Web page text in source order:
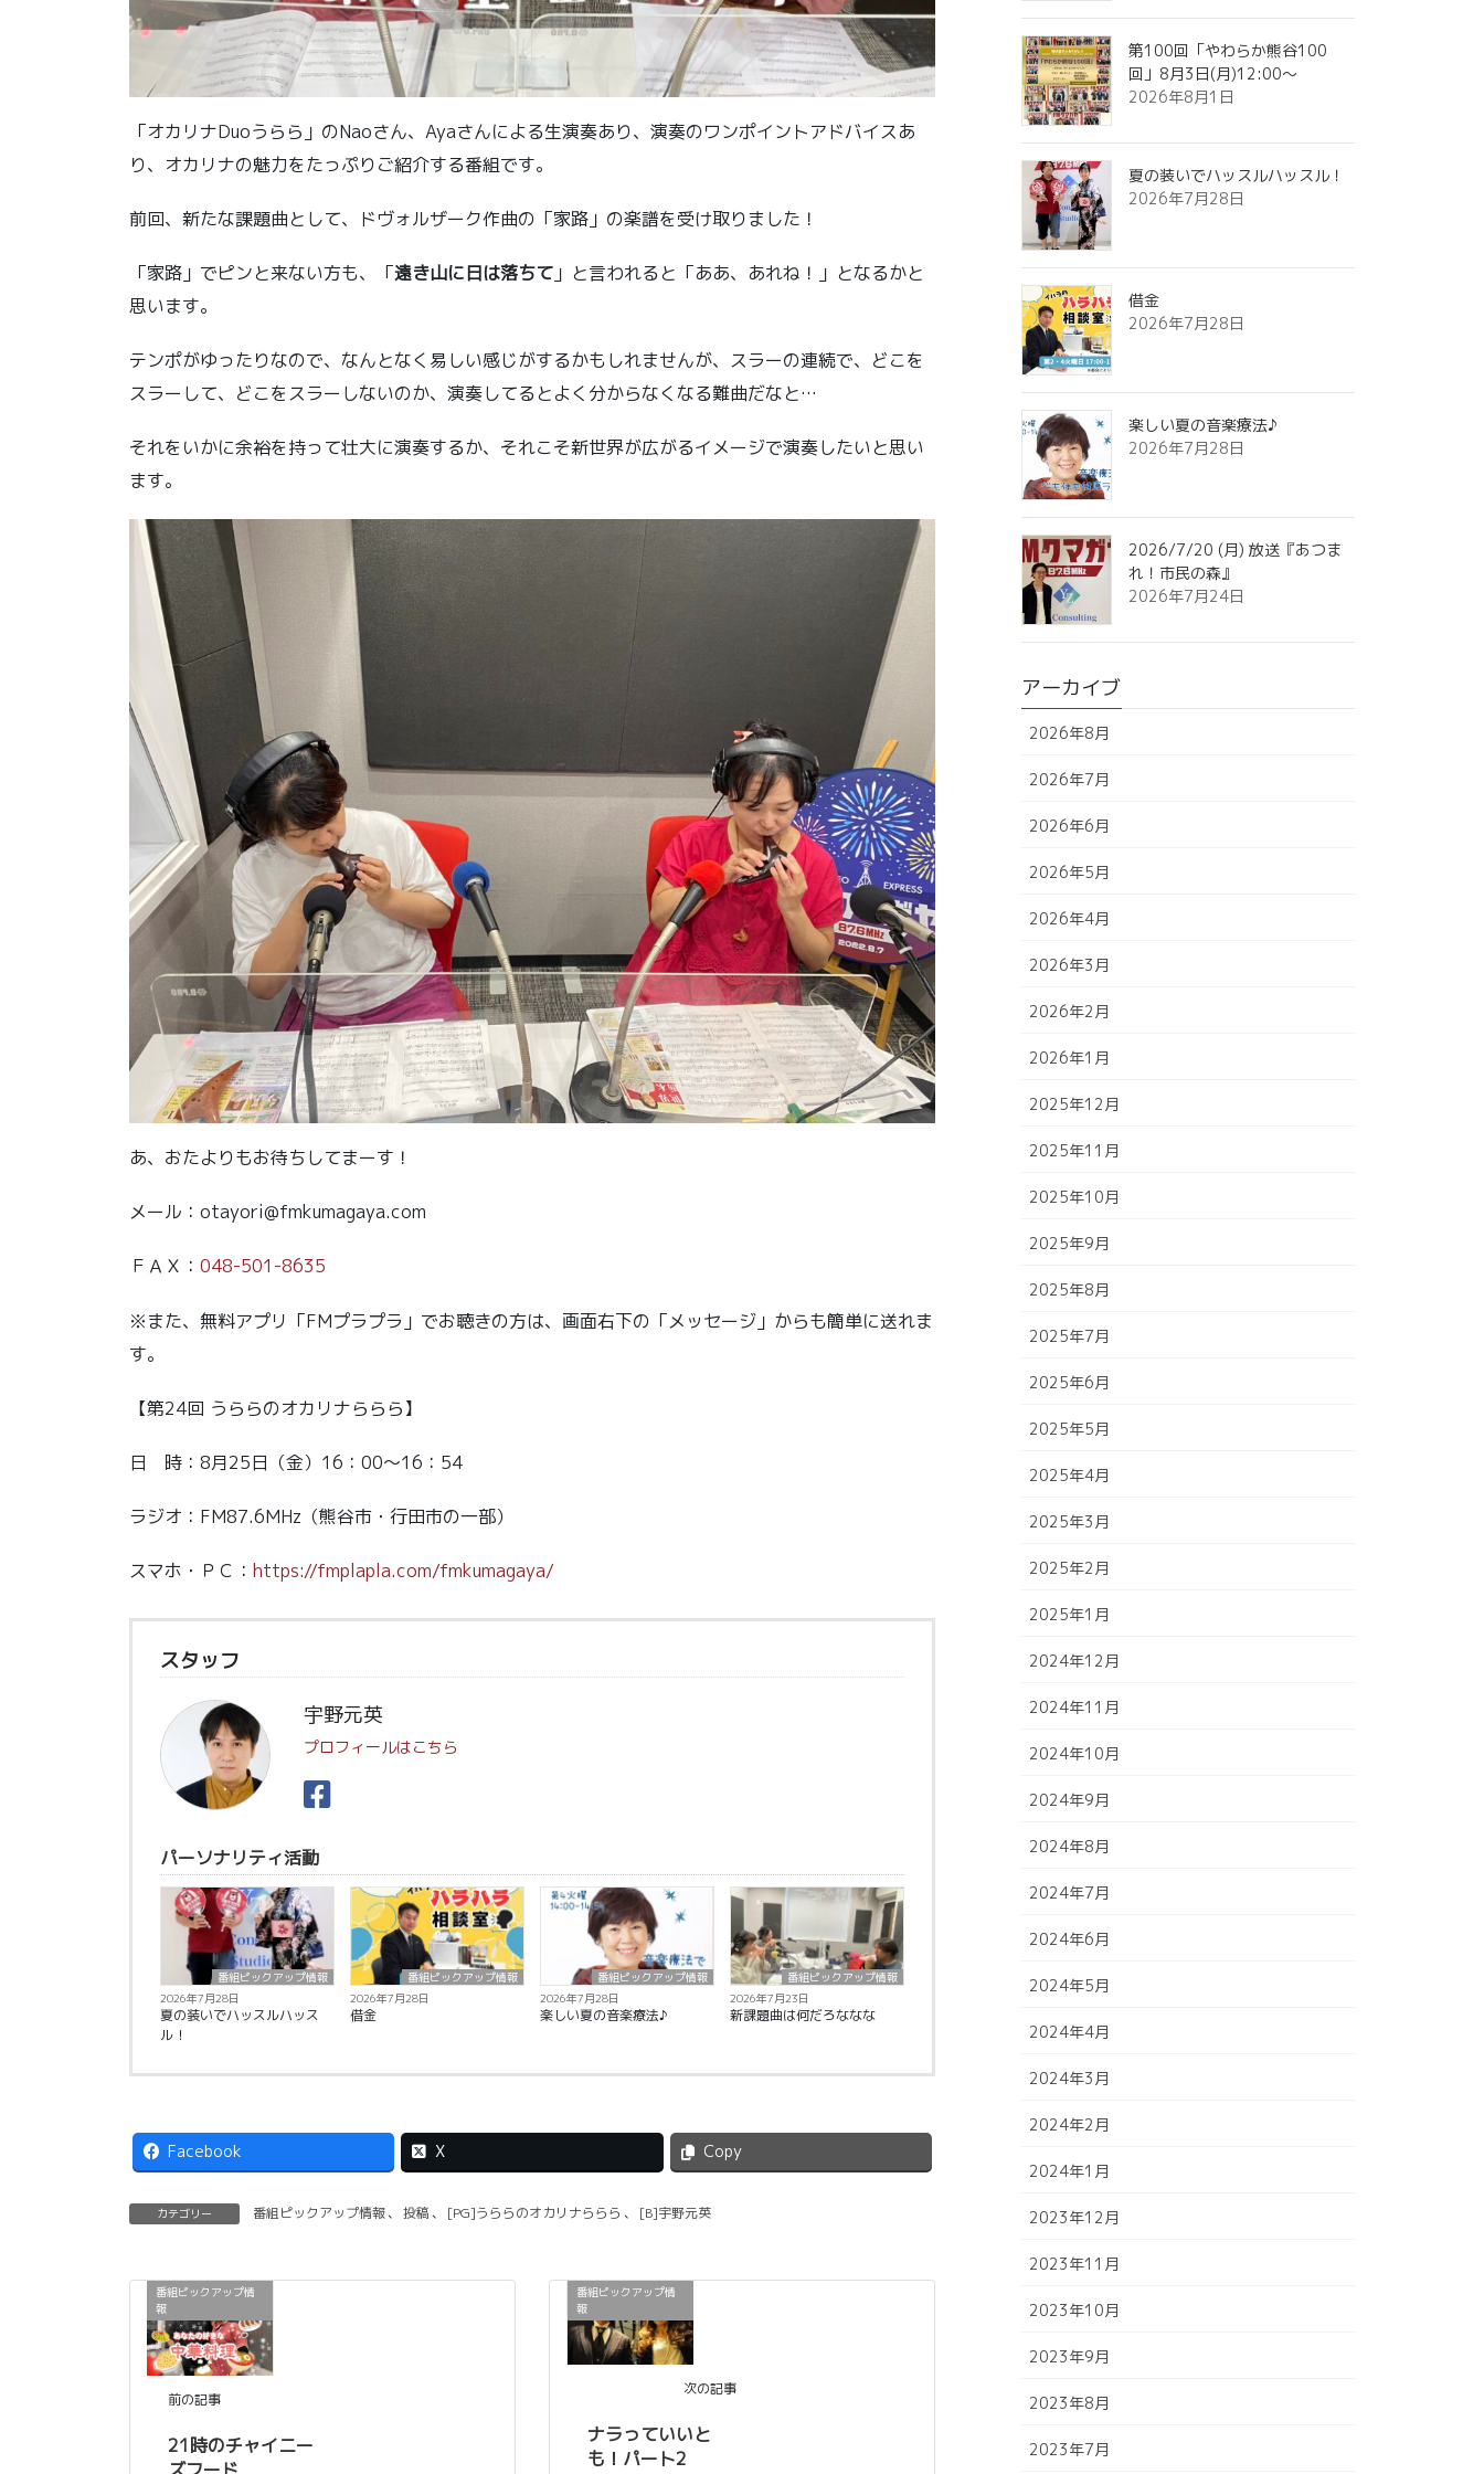
「オカリナDuoうらら」のNaoさん、Ayaさんによる生演奏あり、演奏のワンポイントアドバイスあ
り、オカリナの魅力をたっぷりご紹介する番組です。
前回、新たな課題曲として、ドヴォルザーク作曲の「家路」の楽譜を受け取りました！
「家路」でピンと来ない方も、「遠き山に日は落ちて 」と言われると「ああ、あれね！」となるかと
思います。
テンポがゆったりなので、なんとなく易しい感じがするかもしれませんが、スラーの連続で、どこを
スラーして、どこをスラーしないのか、演奏してるとよく分からなくなる難曲だなと…
それをいかに余裕を持って壮大に演奏するか、それこそ新世界が広がるイメージで演奏したいと思い
ます。
あ、おたよりもお待ちしてまーす！
メール：otayori@fmkumagaya.com
ＦＡＸ： 048-501-8635
※また、無料アプリ「FMプラプラ」でお聴きの方は、画面右下の「メッセージ」からも簡単に送れま
す。
【第24回 うららのオカリナららら】
日 時：8月25日（金）16：00～16：54
ラジオ：FM87.6MHz（熊谷市・行田市の一部）
スマホ・ＰＣ： https://fmplapla.com/fmkumagaya/
スタッフ
宇野元英
プロフィールはこちら
パーソナリティ活動
番組ピックアップ情報
2026年7月28日
夏の装いでハッスルハッス
ル！
番組ピックアップ情報
2026年7月28日
借金
番組ピックアップ情報
2026年7月28日
楽しい夏の音楽療法♪
番組ピックアップ情報
2026年7月23日
新課題曲は何だろななな
Facebook X Copy
カテゴリー 番組ピックアップ情報、 投稿 、 [PG]うららのオカリナららら 、 [B]宇野元英
番組ピックアップ情
報
前の記事
21時のチャイニー
番組ピックアップ情
報
次の記事
ナラっていいと
も！パート2
第100回「やわらか熊谷100
回」8月3日(月)12:00～
2026年8月1日
夏の装いでハッスルハッスル！
2026年7月28日
借金
2026年7月28日
楽しい夏の音楽療法♪
2026年7月28日
2026/7/20 (月) 放送『あつま
れ！市民の森』
2026年7月24日
アーカイブ
2026年8月
2026年7月
2026年6月
2026年5月
2026年4月
2026年3月
2026年2月
2026年1月
2025年12月
2025年11月
2025年10月
2025年9月
2025年8月
2025年7月
2025年6月
2025年5月
2025年4月
2025年3月
2025年2月
2025年1月
2024年12月
2024年11月
2024年10月
2024年9月
2024年8月
2024年7月
2024年6月
2024年5月
2024年4月
2024年3月
2024年2月
2024年1月
2023年12月
2023年11月
2023年10月
2023年9月
2023年8月
2023年7月